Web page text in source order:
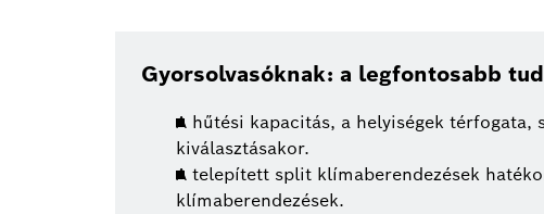
Gyorsolvasóknak: a legfontosabb
A hűtési kapacitás, a helyiségek térfogata,
kiválasztásakor.
A telepített split klímaberendezések
klímaberendezések.